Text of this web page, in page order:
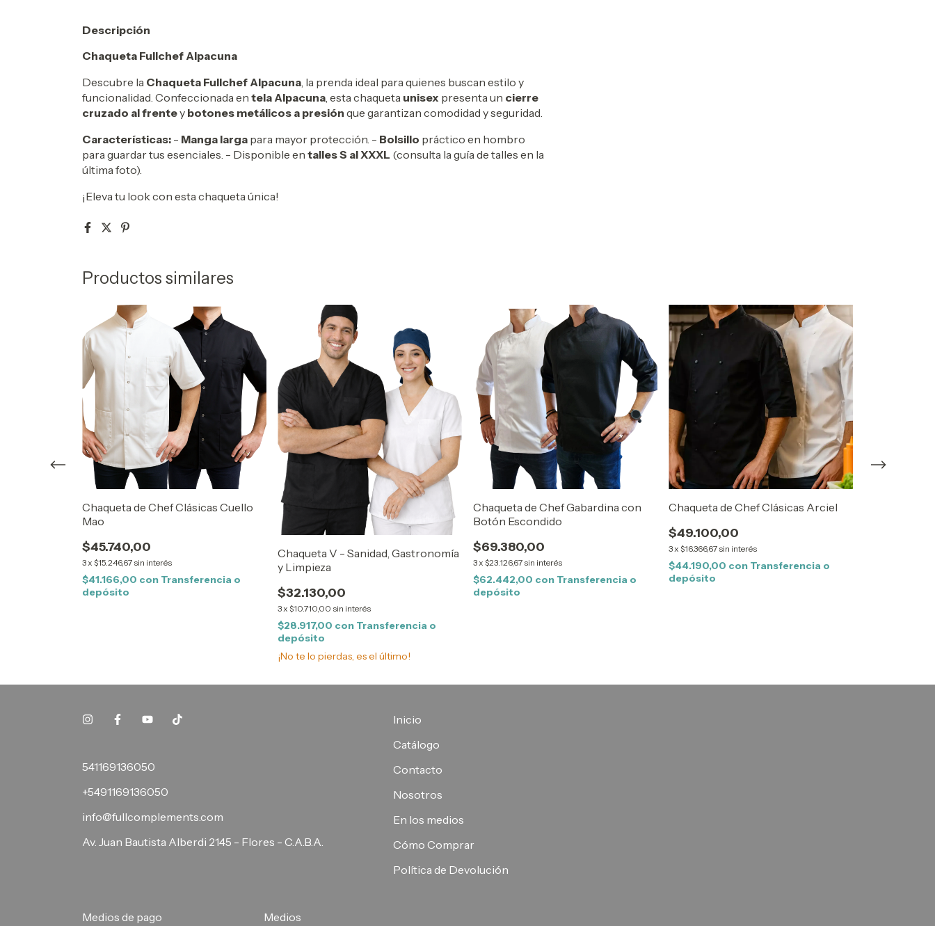
Descripción
Chaqueta Fullchef Alpacuna
Descubre la Chaqueta Fullchef Alpacuna , la prenda ideal para quienes buscan estilo y
funcionalidad. Confeccionada en tela Alpacuna , esta chaqueta unisex presenta un cierre
cruzado al frentey botones metálicos a presión que garantizan comodidad y seguridad.
Características: - Manga larga para mayor protección. - Bolsillo práctico en hombro
para guardar tus esenciales. - Disponible en talles S al XXXL (consulta la guía de talles en la
última foto).
¡Eleva tu look con esta chaqueta única!
Productos similares
Chaqueta de Chef Clásicas Cuello
Mao
$45.740,00
3 x $15.246,67 sin interés
$41.166,00 con Transferencia o
depósito
Chaqueta V - Sanidad, Gastronomía
y Limpieza
$32.130,00
3 x $10.710,00 sin interés
$28.917,00 con Transferencia o
depósito
¡No te lo pierdas, es el último!
Chaqueta de Chef Gabardina con
Botón Escondido
$69.380,00
3 x $23.126,67 sin interés
$62.442,00 con Transferencia o
depósito
Chaqueta de Chef Clásicas Arciel
$49.100,00
3 x $16.366,67 sin interés
$44.190,00 con Transferencia o
depósito
541169136050
+5491169136050
info@fullcomplements.com
Av. Juan Bautista Alberdi 2145 - Flores - C.A.B.A.
Inicio
Catálogo
Contacto
Nosotros
En los medios
Cómo Comprar
Política de Devolución
Medios de pago
Medios